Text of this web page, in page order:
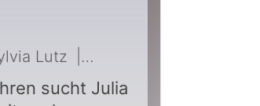
Lutz 97 - #96 Die Frau
sucht Julia